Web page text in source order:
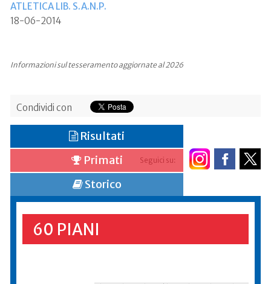
ATLETICA LIB. S.A.N.P.
18-06-2014
Informazioni sul tesseramento aggiornate al 2026
Condividi con
Seguici su:
Risultati
Primati
Storico
60 PIANI